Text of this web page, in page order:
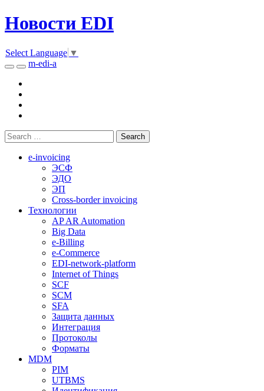
Новости EDI
Select Language ▼
m-edi-a
e-invoicing
ЭСФ
ЭДО
ЭП
Cross-border invoicing
Технологии
AP AR Automation
Big Data
e-Billing
e-Commerce
EDI-network-platform
Internet of Things
SCF
SCM
SFA
Защита данных
Интеграция
Протоколы
Форматы
MDM
PIM
UTBMS